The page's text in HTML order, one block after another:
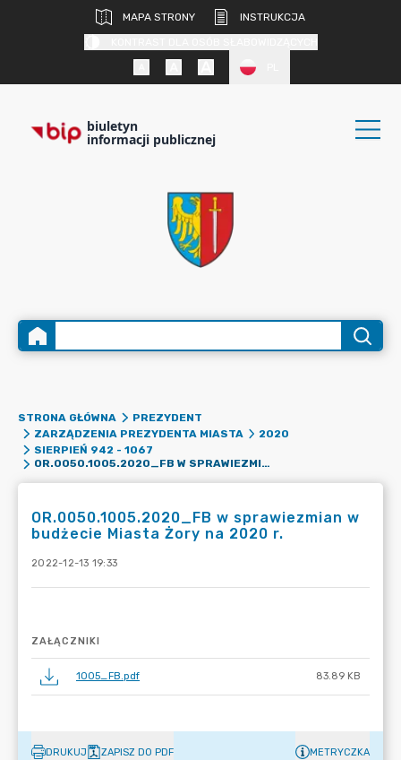
MAPA STRONY
INSTRUKCJA
biuletyn
informacji publicznej
STRONA GŁÓWNA
PREZYDENT
ZARZĄDZENIA PREZYDENTA MIASTA
2020
SIERPIEŃ 942 - 1067
OR.0050.1005.2020_FB W SPRAWIEZMIAN W BUDŻECIE MIASTA ŻORY NA 2020 R.
OR.0050.1005.2020_FB w sprawiezmian w
budżecie Miasta Żory na 2020 r.
2022-12-13 19:33
ZAŁĄCZNIKI
1005_FB.pdf 83.89 KB
DRUKUJ ZAPISZ DO PDF METRYCZKA